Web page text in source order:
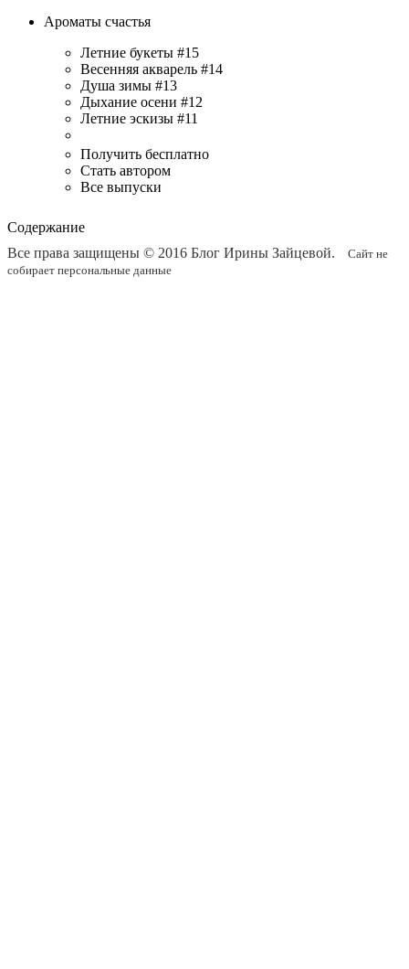
Ароматы счастья
Летние букеты #15
Весенняя акварель #14
Душа зимы #13
Дыхание осени #12
Летние эскизы #11
Получить бесплатно
Стать автором
Все выпуски
Содержание
Все права защищены © 2016 Блог Ирины Зайцевой.
Сайт не
собирает персональные данные